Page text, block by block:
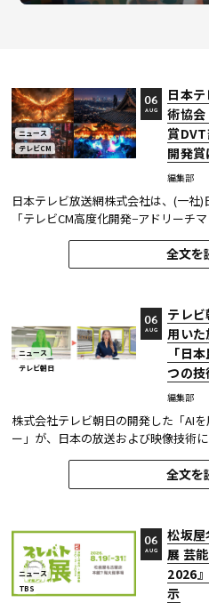
ニュース
テレビCM
日本
術協
賞
開発
編集部
06
AUG
日本テレビ放送網株式会社は、(一社)
「テレビCM高度化開発−アドリーチ
年度)技術開発賞を、「TOKYO巫女
ジュアル技術)部門 特別賞を受賞し
では、昨年に続き5年連続の受賞とな
全文を
ニュース
テレビ朝日
テレ
用いた
「日
つの
編集部
06
AUG
株式会社テレビ朝日の開発した「AI
ー」が、日本の放送および映像技術
賞した。 本開発は、人物像認識AIと
ムであり、その革新性と実用性が業
【受賞アワード一覧】 ●2025年 日本
全文を
ニュース
TBS
松坂屋
展 芸
2026
示
06
AUG